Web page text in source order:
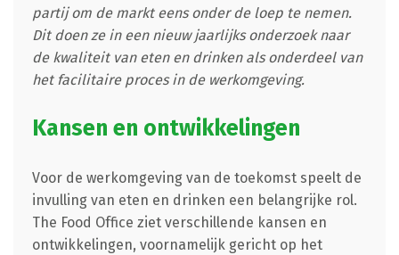
partij om de markt eens onder de loep te nemen.
Dit doen ze in een nieuw jaarlijks onderzoek naar
de kwaliteit van eten en drinken als onderdeel van
het facilitaire proces in de werkomgeving.
Kansen en ontwikkelingen
Voor de werkomgeving van de toekomst speelt de
invulling van eten en drinken een belangrijke rol.
The Food Office ziet verschillende kansen en
ontwikkelingen, voornamelijk gericht op het